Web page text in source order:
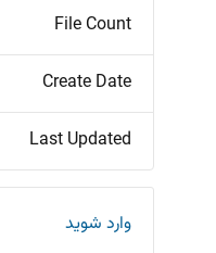
File Count
Create Date
Last Updated
وارد شوید